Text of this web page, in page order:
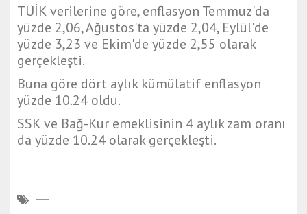
TÜİK verilerine göre, enflasyon Temmuz'da
yüzde 2,06, Ağustos'ta yüzde 2,04, Eylül'de
yüzde 3,23 ve Ekim'de yüzde 2,55 olarak
gerçekleşti.
Buna göre dört aylık kümülatif enflasyon
yüzde 10.24 oldu.
SSK ve Bağ-Kur emeklisinin 4 aylık zam oranı
da yüzde 10.24 olarak gerçekleşti.